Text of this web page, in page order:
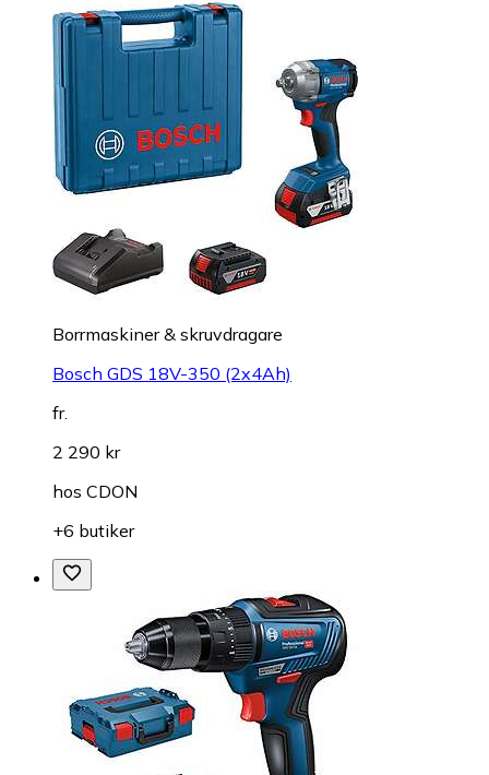
Borrmaskiner & skruvdragare
Bosch GDS 18V-350 (2x4Ah)
fr.
2 290 kr
hos CDON
+6 butiker